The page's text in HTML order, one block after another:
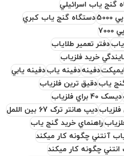
گنج ياب اسرائيلي
دستگاه گنج ياب کبري
دفتر تعمير طلاياب
خريد فلزياب
دفينهدفينه يابدفينه يابي
يابدقيق ترين فلزياب
ديسک 40 براي فلزياب
فلزيابدیپ هانتر ترک 67 بین اللمل
راهنماي خريد گنج ياب
آنتني چگونه کار ميکند
انتني چگونه کار ميکند